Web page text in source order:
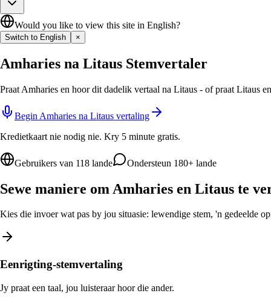
Would you like to view this site in English?
Switch to English ×
Amharies na Litaus Stemvertaler
Praat Amharies en hoor dit dadelik vertaal na Litaus - of praat Litaus
Begin Amharies na Litaus vertaling
Kredietkaart nie nodig nie. Kry 5 minute gratis.
Gebruikers van 118 lande Ondersteun 180+ lande
Sewe maniere om Amharies en Litaus te
Kies die invoer wat pas by jou situasie: lewendige stem, 'n gedeelde
Eenrigting-stemvertaling
Jy praat een taal, jou luisteraar hoor die ander.